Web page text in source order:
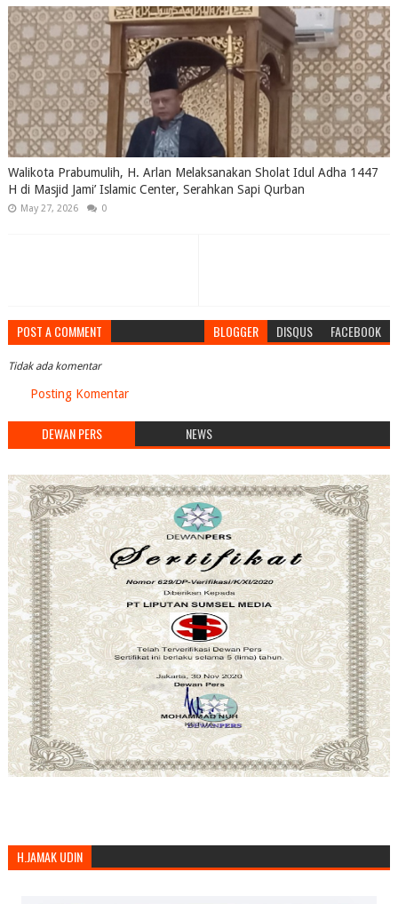
Walikota Prabumulih, H. Arlan Melaksanakan Sholat Idul Adha 1447
H di Masjid Jami’ Islamic Center, Serahkan Sapi Qurban
May 27, 2026 0
POST A COMMENT BLOGGER DISQUS FACEBOOK
Tidak ada komentar
Posting Komentar
DEWAN PERS NEWS
H.JAMAK UDIN